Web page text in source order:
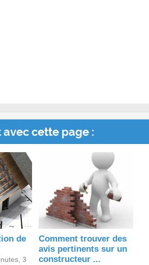
cette page :
de
3
Comment trouver des
avis pertinents sur un
constructeur ...